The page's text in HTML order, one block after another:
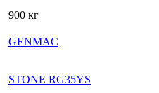
900 кг
GENMAC
STONE RG35YS